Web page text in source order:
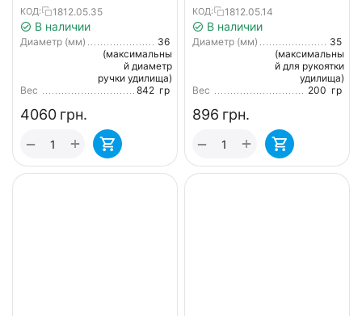
КОД: 1812.05.35
В наличии
Диаметр (мм)
36
(максимальны
й диаметр
ручки удилища)
Вес
842 гр
‍4060‍ грн.
+
−
КОД: 1812.05.14
В наличии
Диаметр (мм)
35
(максимальны
й для рукоятки
удилища)
Вес
200 гр
‍896‍ грн.
+
−